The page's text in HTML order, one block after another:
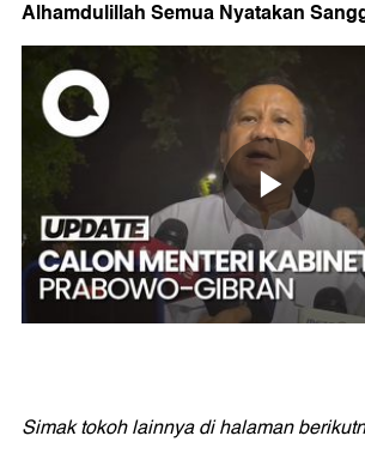
Alhamdulillah Semua Nyatakan
Simak tokoh lainnya di halaman